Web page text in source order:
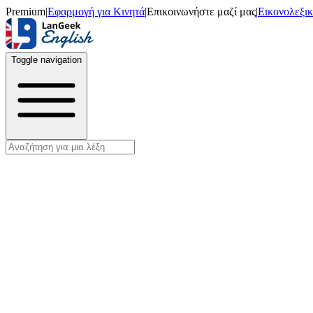
Premium|Εφαρμογή για Κινητά|Επικοινωνήστε μαζί μας|
Toggle navigation